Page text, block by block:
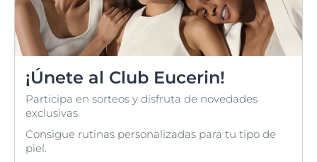
¡Únete al Club Eucerin!
Participa en sorteos y disfruta de novedades
exclusivas.
Consigue rutinas personalizadas para tu tipo de
piel.